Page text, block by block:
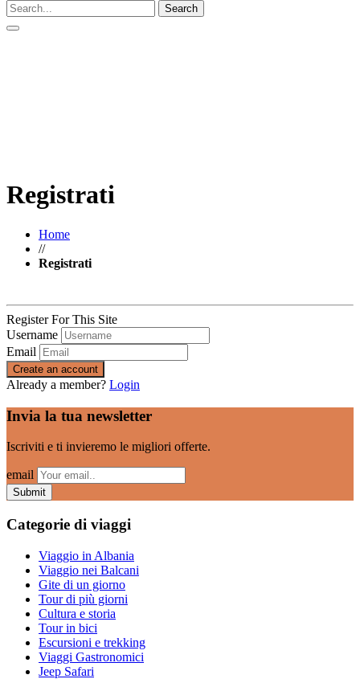
Registrati
Home
//
Registrati
Register For This Site
Username
Email
Create an account
Already a member? Login
Invia la tua newsletter
Iscriviti e ti invieremo le migliori offerte.
email
Categorie di viaggi
Viaggio in Albania
Viaggio nei Balcani
Gite di un giorno
Tour di più giorni
Cultura e storia
Tour in bici
Escursioni e trekking
Viaggi Gastronomici
Jeep Safari